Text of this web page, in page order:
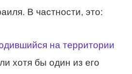
В частности, это:
на территории
хотя бы один из его